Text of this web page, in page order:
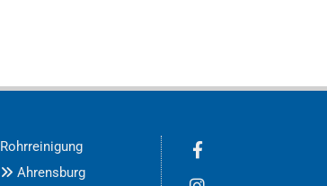
Rohrreinigung
 Ahrensburg